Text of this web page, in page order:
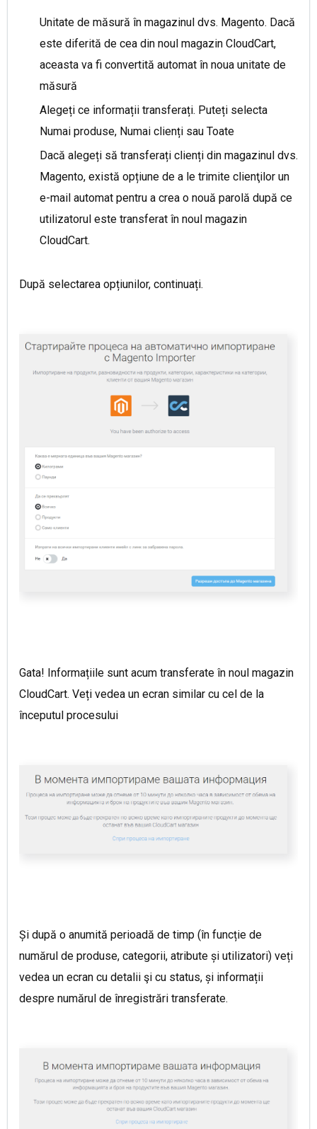
Unitate de măsură în magazinul dvs. Magento. Dacă
este diferită de cea din noul magazin CloudCart,
aceasta va fi convertită automat în noua unitate de
măsură
Alegeți ce informații transferați. Puteți selecta
Numai produse, Numai clienți sau Toate
Dacă alegeți să transferați clienți din magazinul dvs.
Magento, există opțiune de a le trimite clienţilor un
e-mail automat pentru a crea o nouă parolă după ce
utilizatorul este transferat în noul magazin
CloudCart.
După selectarea opțiunilor, continuați.
Gata! Informațiile sunt acum transferate în noul magazin
CloudCart. Veți vedea un ecran similar cu cel de la
începutul procesului
Și după o anumită perioadă de timp (în funcție de
numărul de produse, categorii, atribute și utilizatori) veți
vedea un ecran cu detalii şi cu status, și informații
despre numărul de înregistrări transferate.